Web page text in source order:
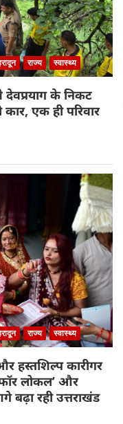
राज्य स्वास्थ्य
देवप्रयाग के निकट
कार, एक ही परिवार
राज्य स्वास्थ्य
हस्तशिल्प कारीगर
लोकल’ और
रही उत्तराखंड